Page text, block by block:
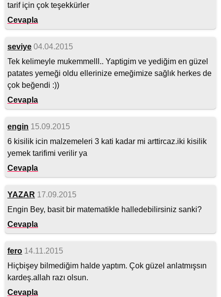
tarif için çok teşekkürler
Cevapla
seviye 04.04.2015
Tek kelimeyle mukemmelll.. Yaptigim ve yediğim en güzel
patates yemeği oldu ellerinize emeğimize sağlık herkes de
çok beğendi :))
Cevapla
engin 15.09.2015
6 kisilik icin malzemeleri 3 kati kadar mi arttircaz.iki kisilik
yemek tarifimi verilir ya
Cevapla
YAZAR 17.09.2015
Engin Bey, basit bir matematikle halledebilirsiniz sanki?
Cevapla
fero 14.11.2015
Hiçbişey bilmediğim halde yaptım. Çok güzel anlatmışsın
kardeş.allah razı olsun.
Cevapla